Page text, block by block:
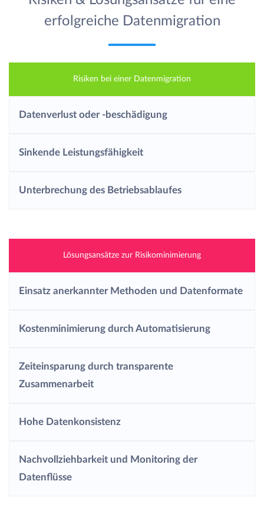
erfolgreiche Datenmigration
Risiken bei einer Datenmigration
Datenverlust oder -beschädigung
Sinkende Leistungsfähigkeit
Unterbrechung des Betriebsablaufes
Lösungsansätze zur Risikominimierung
Einsatz anerkannter Methoden und Datenformate
Kostenminimierung durch Automatisierung
Zeiteinsparung durch transparente
Zusammenarbeit
Hohe Datenkonsistenz
Nachvollziehbarkeit und Monitoring der
Datenflüsse